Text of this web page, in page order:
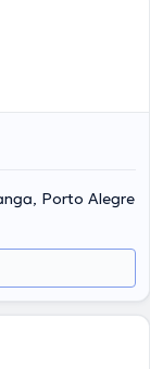
Porto Alegre